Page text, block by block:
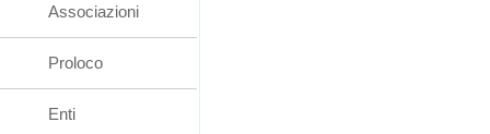
Associazioni
Proloco
Enti